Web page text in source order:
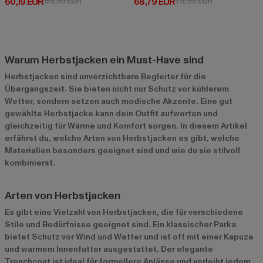
Warum Herbstjacken ein Must-Have sind
Herbstjacken sind unverzichtbare Begleiter für die
Übergangszeit. Sie bieten nicht nur Schutz vor kühlerem
Wetter, sondern setzen auch modische Akzente. Eine gut
gewählte Herbstjacke kann dein Outfit aufwerten und
gleichzeitig für Wärme und Komfort sorgen. In diesem Artikel
erfährst du, welche Arten von Herbstjacken es gibt, welche
Materialien besonders geeignet sind und wie du sie stilvoll
kombinierst.
Arten von Herbstjacken
Es gibt eine Vielzahl von Herbstjacken, die für verschiedene
Stile und Bedürfnisse geeignet sind. Ein klassischer Parka
bietet Schutz vor Wind und Wetter und ist oft mit einer Kapuze
und warmem Innenfutter ausgestattet. Der elegante